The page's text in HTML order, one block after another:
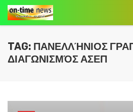
TAG: ΠΑΝΕΛΛΉΝΙΟΣ
ΔΙΑΓΩΝΙΣΜΌΣ ΑΣΕΠ